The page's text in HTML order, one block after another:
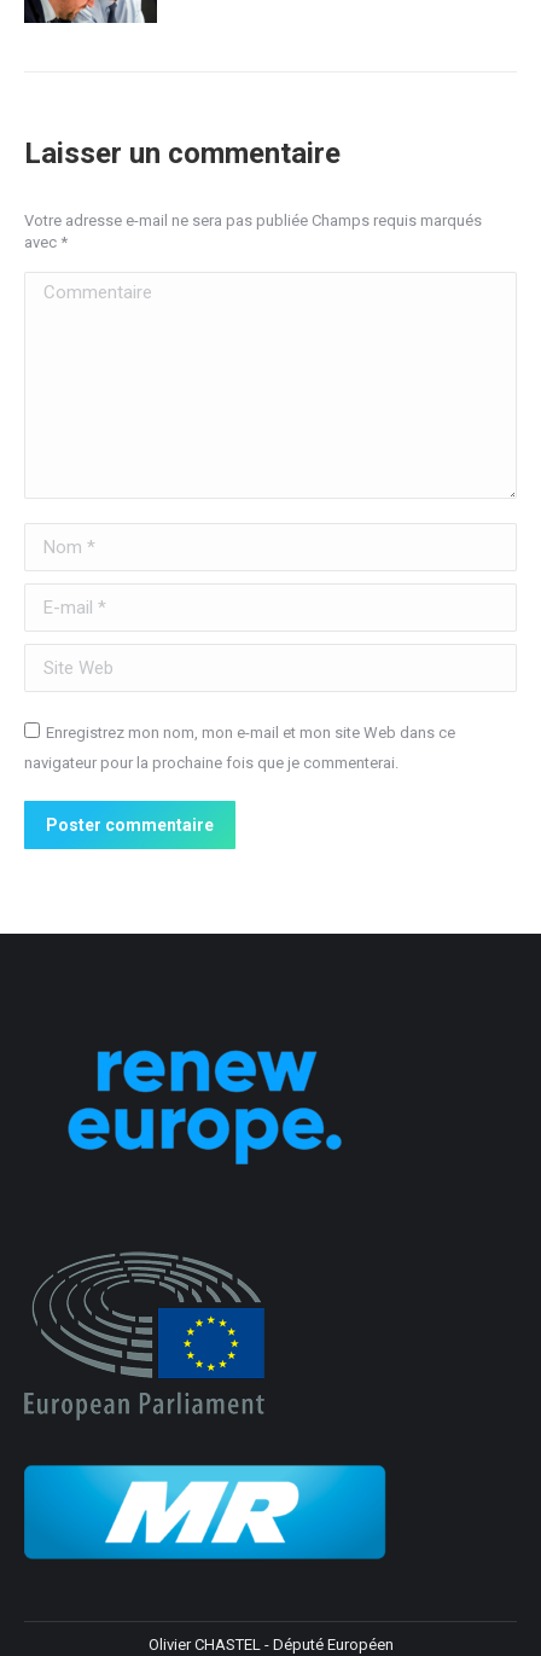
Laisser un commentaire
Votre adresse e-mail ne sera pas publiée Champs requis marqués
avec *
Commentaire
Nom *
E-mail *
Site Web
Enregistrez mon nom, mon e-mail et mon site Web dans ce
navigateur pour la prochaine fois que je commenterai.
Poster commentaire
Olivier CHASTEL - Député Européen